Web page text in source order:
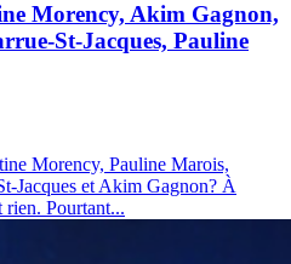
Morency, Akim Gagnon,
St-Jacques, Pauline
Morency, Pauline Marois,
Jacques et Akim Gagnon? À
rien. Pourtant...